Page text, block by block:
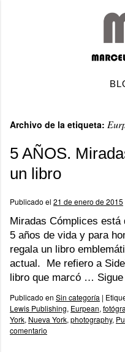
Archivo de la etiqueta:
5 AÑOS.
un libro
Publicado el 21 de enero de 2015
Miradas Cómplices
5 años de vida y para
regala un libro
actual. Me refiero a
libro que marcó …
Publicado en Sin categoría |
Lewis Publishing, Eurpean,
York, Nueva York, photography,
comentario